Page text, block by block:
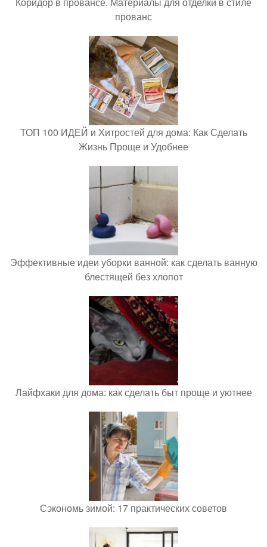
прованс
ТОП 100 ИДЕЙ и Хитростей для дома: Как Сделать
Жизнь Проще и Удобнее
Эффективные идеи уборки ванной: как сделать ванную
блестящей без хлопот
Лайфхаки для дома: как сделать быт проще и уютнее
Сэкономь зимой: 17 практических советов